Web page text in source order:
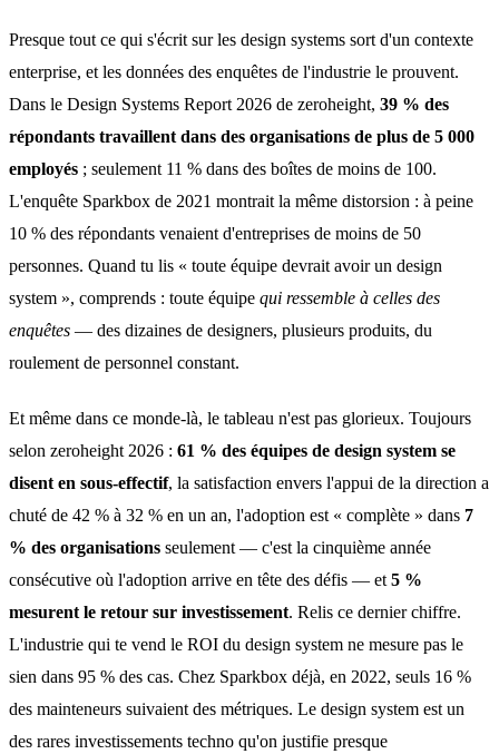
Presque tout ce qui s'écrit sur les design systems sort d'un contexte
enterprise, et les données des enquêtes de l'industrie le prouvent.
Dans le Design Systems Report 2026 de zeroheight, 39 % des
répondants travaillent dans des organisations de plus de 5 000
employés ; seulement 11 % dans des boîtes de moins de 100.
L'enquête Sparkbox de 2021 montrait la même distorsion : à peine
10 % des répondants venaient d'entreprises de moins de 50
personnes. Quand tu lis « toute équipe devrait avoir un design
system », comprends : toute équipe qui ressemble à celles des
enquêtes — des dizaines de designers, plusieurs produits, du
roulement de personnel constant.
Et même dans ce monde-là, le tableau n'est pas glorieux. Toujours
selon zeroheight 2026 : 61 % des équipes de design system se
disent en sous-effectif, la satisfaction envers l'appui de la direction a
chuté de 42 % à 32 % en un an, l'adoption est « complète » dans 7
% des organisations seulement — c'est la cinquième année
consécutive où l'adoption arrive en tête des défis — et 5 %
mesurent le retour sur investissement. Relis ce dernier chiffre.
L'industrie qui te vend le ROI du design system ne mesure pas le
sien dans 95 % des cas. Chez Sparkbox déjà, en 2022, seuls 16 %
des mainteneurs suivaient des métriques. Le design system est un
des rares investissements techno qu'on justifie presque